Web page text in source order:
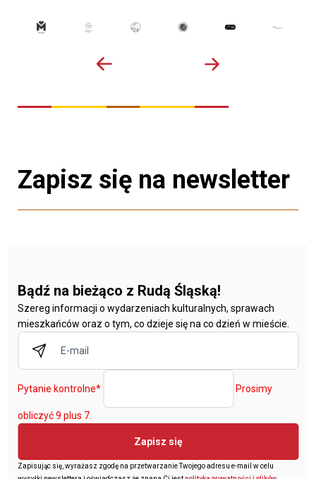
Zapisz się na newsletter
Bądź na bieżąco z Rudą Śląską!
Szereg informacji o wydarzeniach kulturalnych, sprawach
mieszkańców oraz o tym, co dzieje się na co dzień w mieście.
Pytanie kontrolne* Prosimy
obliczyć 9 plus 7.
Zapisz się
Zapisując się, wyrażasz zgodę na przetwarzanie Twojego adresu e-mail w celu